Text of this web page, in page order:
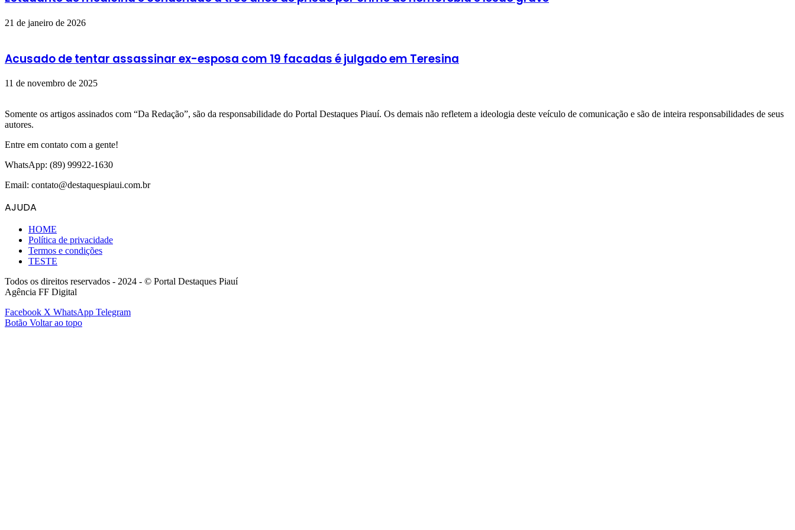
21 de janeiro de 2026
Acusado de tentar assassinar ex-esposa com 19 facadas é julgado em Teresina
11 de novembro de 2025
Somente os artigos assinados com “Da Redação”, são da responsabilidade do Portal Destaques Piauí. Os demais não refletem a ideologia deste veículo de comunicação e são de inteira responsabilidades de seus
autores.
Entre em contato com a gente!
WhatsApp: (89) 99922-1630
Email: contato@destaquespiaui.com.br
AJUDA
HOME
Política de privacidade
Termos e condições
TESTE
Todos os direitos reservados - 2024 - © Portal Destaques Piauí
Agência FF Digital
Facebook X WhatsApp Telegram
Botão Voltar ao topo